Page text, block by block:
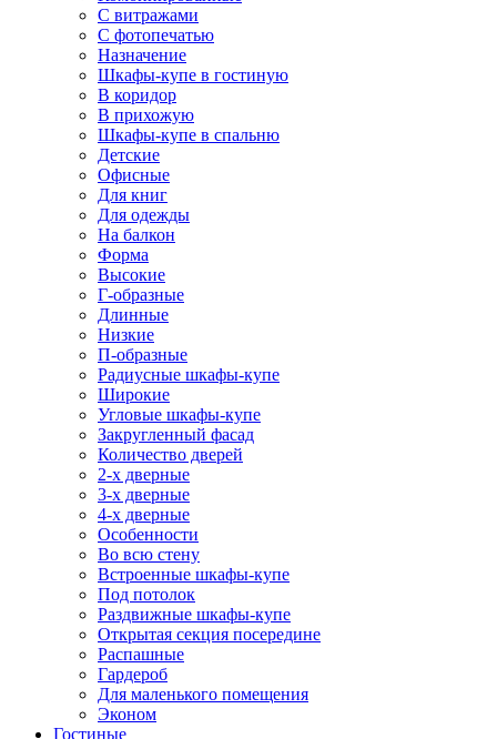
С витражами
С фотопечатью
Назначение
Шкафы-купе в гостиную
В коридор
В прихожую
Шкафы-купе в спальню
Детские
Офисные
Для книг
Для одежды
На балкон
Форма
Высокие
Г-образные
Длинные
Низкие
П-образные
Радиусные шкафы-купе
Широкие
Угловые шкафы-купе
Закругленный фасад
Количество дверей
2-х дверные
3-х дверные
4-х дверные
Особенности
Во всю стену
Встроенные шкафы-купе
Под потолок
Раздвижные шкафы-купе
Открытая секция посередине
Распашные
Гардероб
Для маленького помещения
Эконом
Гостиные